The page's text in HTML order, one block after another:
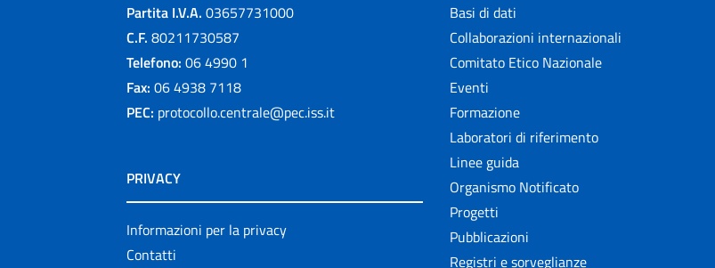
Partita I.V.A. 03657731000
C.F. 80211730587
Telefono: 06 4990 1
Fax: 06 4938 7118
PEC: protocollo.centrale@pec.iss.it
PRIVACY
Informazioni per la privacy
Contatti
Basi di dati
Collaborazioni internazionali
Comitato Etico Nazionale
Eventi
Formazione
Laboratori di riferimento
Linee guida
Organismo Notificato
Progetti
Pubblicazioni
Registri e sorveglianze